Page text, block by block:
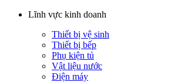
Lĩnh vực kinh doanh
Thiết bị vệ sinh
Thiết bị bếp
Phụ kiện tủ
Vật liệu nước
Điện máy